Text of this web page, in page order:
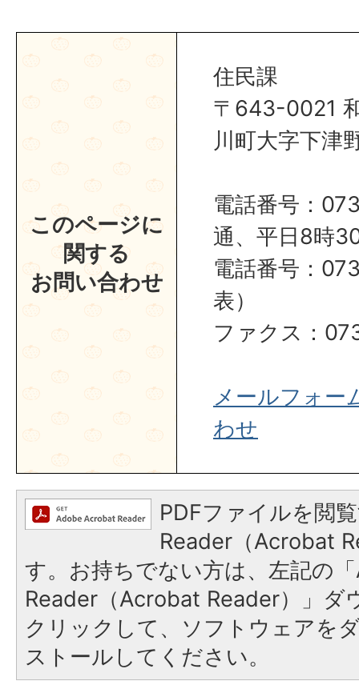
このページに
関する
お問い合わせ
住民課
〒643-0021
川町大字下津
電話番号：
通、平日8時
電話番号：
表）
ファクス：
メールフォー
わせ
PDFファイルを閲
Reader（Acrobat
す。お持ちでない方は、左記の
Reader（Acrobat Reader）」ダ
クリックして、ソフトウェアを
ストールしてください。